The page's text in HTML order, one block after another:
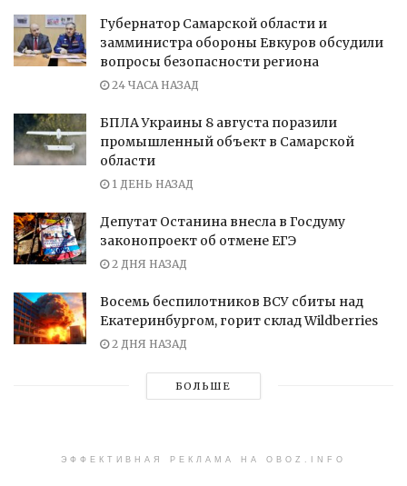
Губернатор Самарской области и
замминистра обороны Евкуров обсудили
вопросы безопасности региона
24 ЧАСА НАЗАД
БПЛА Украины 8 августа поразили
промышленный объект в Самарской
области
1 ДЕНЬ НАЗАД
Депутат Останина внесла в Госдуму
законопроект об отмене ЕГЭ
2 ДНЯ НАЗАД
Восемь беспилотников ВСУ сбиты над
Екатеринбургом, горит склад Wildberries
2 ДНЯ НАЗАД
БОЛЬШЕ
ЭФФЕКТИВНАЯ РЕКЛАМА НА OBOZ.INFO